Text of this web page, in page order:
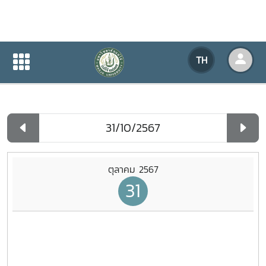
TH
ปฏิทินกิจกรรมของหน่วยงาน
ปฏิทินกิจกรรมของหน่วยงาน
ตุลาคม 2567
31